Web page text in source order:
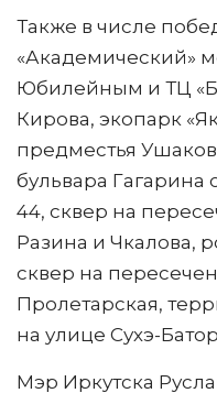
Также в числе
«Академический»
Юбилейным и ТЦ
Кирова, экопарк
предместья
бульвара
44, сквер на
Разина и Чкалова,
сквер на
Пролетарская,
на улице Сухэ-
Мэр Иркутска